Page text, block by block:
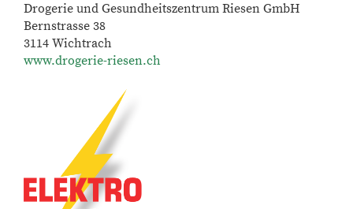
Drogerie und Gesundheitszentrum Riesen GmbH
Bernstrasse 38
3114 Wichtrach
www.drogerie-riesen.ch